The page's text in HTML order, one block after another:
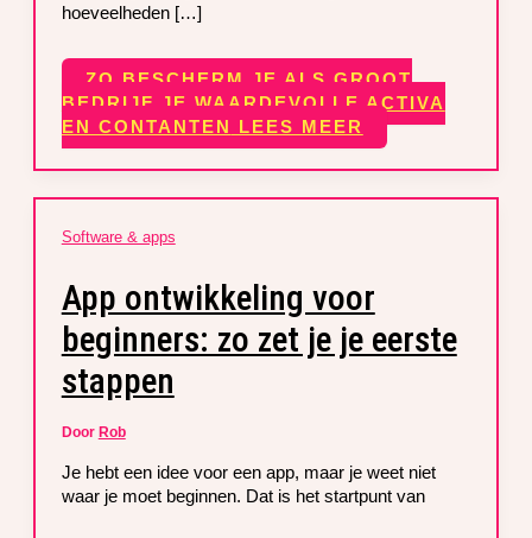
hoeveelheden […]
ZO BESCHERM JE ALS GROOT
BEDRIJF JE WAARDEVOLLE ACTIVA
EN CONTANTEN
LEES MEER
Software & apps
App ontwikkeling voor
beginners: zo zet je je eerste
stappen
Door Rob
Je hebt een idee voor een app, maar je weet niet
waar je moet beginnen. Dat is het startpunt van